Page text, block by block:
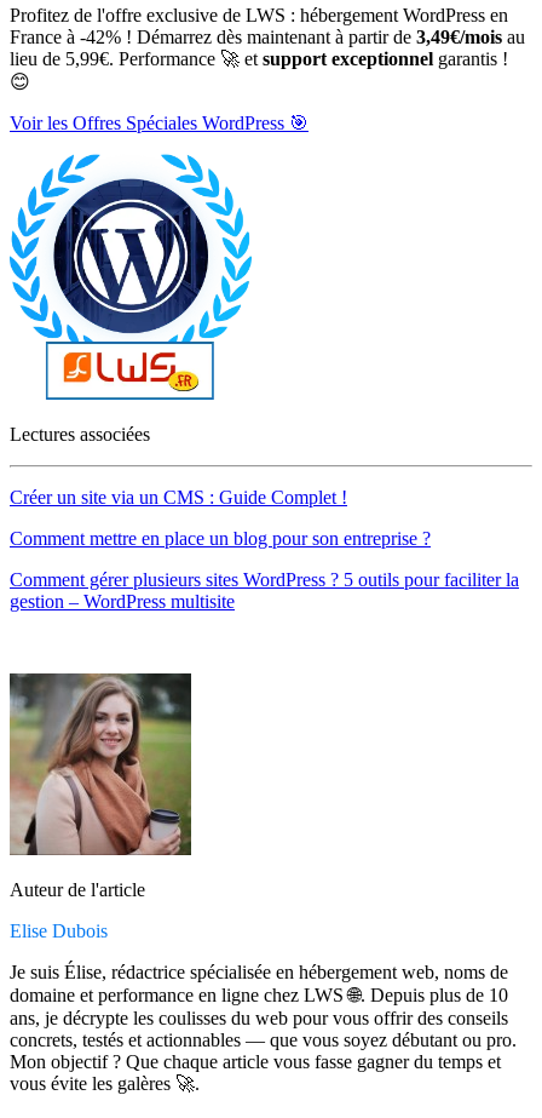
Profitez de l'offre exclusive de LWS : hébergement WordPress en
France à -42% ! Démarrez dès maintenant à partir de 3,49€/mois au
lieu de 5,99€. Performance 🚀 et support exceptionnel garantis !
😊
Voir les Offres Spéciales WordPress 🎯
Lectures associées
Créer un site via un CMS : Guide Complet !
Comment mettre en place un blog pour son entreprise ?
Comment gérer plusieurs sites WordPress ? 5 outils pour faciliter la
gestion – WordPress multisite
Auteur de l'article
Elise Dubois
Je suis Élise, rédactrice spécialisée en hébergement web, noms de
domaine et performance en ligne chez LWS 🌐. Depuis plus de 10
ans, je décrypte les coulisses du web pour vous offrir des conseils
concrets, testés et actionnables — que vous soyez débutant ou pro.
Mon objectif ? Que chaque article vous fasse gagner du temps et
vous évite les galères 🚀.